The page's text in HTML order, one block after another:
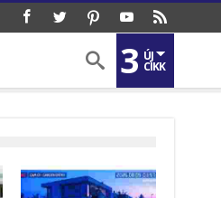
3 ÚJ
CIKK